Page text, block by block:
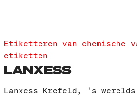
Etiketteren van chemische
etiketten
LANXESS
Lanxess Krefeld, 's